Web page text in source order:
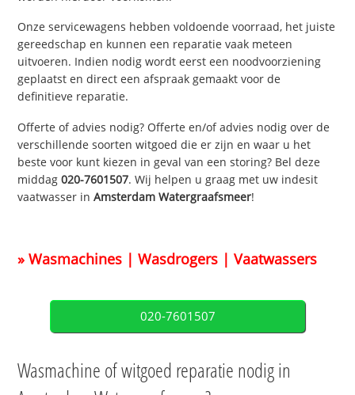
Onze servicewagens hebben voldoende voorraad, het juiste
gereedschap en kunnen een reparatie vaak meteen
uitvoeren. Indien nodig wordt eerst een noodvoorziening
geplaatst en direct een afspraak gemaakt voor de
definitieve reparatie.
Offerte of advies nodig? Offerte en/of advies nodig over de
verschillende soorten witgoed die er zijn en waar u het
beste voor kunt kiezen in geval van een storing? Bel deze
middag020-7601507. Wij helpen u graag met uw indesit
vaatwasser inAmsterdam Watergraafsmeer!
» Wasmachines | Wasdrogers | Vaatwassers
020-7601507
Wasmachine of witgoed reparatie nodig in